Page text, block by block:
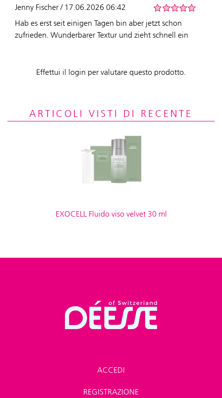
Jenny Fischer / 17.06.2026 06:42
Hab es erst seit einigen Tagen bin aber jetzt schon
zufrieden. Wunderbarer Textur und zieht schnell ein
Effettui il login per valutare questo prodotto.
ARTICOLI VISTI DI RECENTE
EXOCELL Fluido viso velvet 30 ml
ACCEDI
REGISTRAZIONE